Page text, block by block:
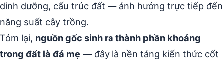
dinh dưỡng, cấu trúc đất — ảnh hưởng trực tiếp đến
năng suất cây trồng.
Tóm lại, nguồn gốc sinh ra thành phần khoáng
trong đất là đá mẹ — đây là nền tảng kiến thức cốt